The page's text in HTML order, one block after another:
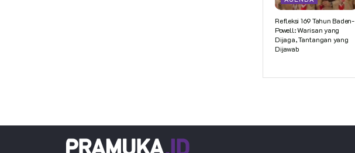
Refleksi 169 Tahun Baden-
Powell: Warisan yang
Dijaga, Tantangan yang
Dijawab